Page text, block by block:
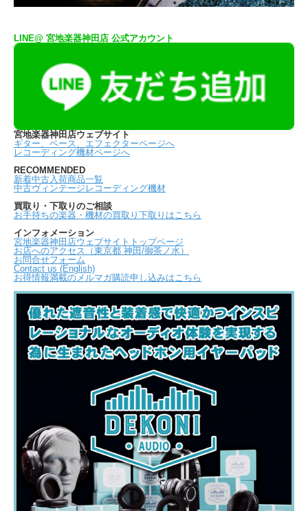
LINE@ 宮地楽器神田店 公式アカウント
宮地楽器神田店ウェブサイト
ギター、ベース、エフェクターページへ
レコーディング機材ページへ
RECOMMENDED
新着中古入荷商品一覧
中古ヴィンテージレコーディング機材
買取り・下取りのご相談
お手持ちの楽器・機材の買取り下取りはこちら
インフォメーション
宮地楽器神田店ウェブサイトトップページ
お店へのアクセス（東京都 神田/御茶ノ水）
お問合せフォーム
Contact us (English)
お得情報満載のメルマガ購読申し込みはこちら